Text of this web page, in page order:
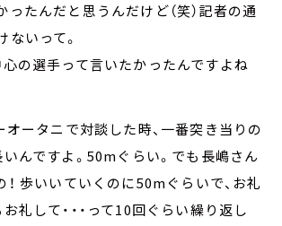
ったんだと思うんだけど（笑）記者の通
ないって。
心の選手って言いたかったんですよね
オータニで対談した時、一番突き当りの
いんですよ。50mぐらい。でも長嶋さん
歩いいていくのに50mぐらいで、お礼
礼して・・・って10回ぐらい繰り返し